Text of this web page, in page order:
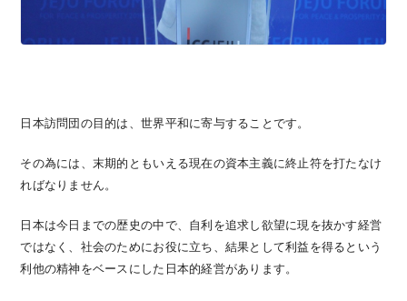
日本訪問団の目的は、世界平和に寄与することです。
その為には、末期的ともいえる現在の資本主義に終止符を打たなけ
ればなりません。
日本は今日までの歴史の中で、自利を追求し欲望に現を抜かす経営
ではなく、社会のためにお役に立ち、結果として利益を得るという
利他の精神をベースにした日本的経営があります。